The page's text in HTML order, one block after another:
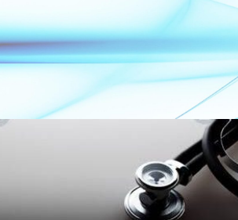
ke
konten